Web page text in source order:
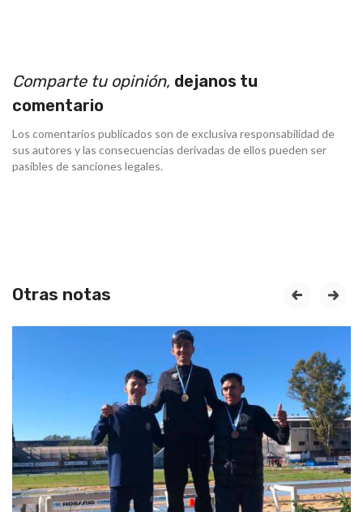
Comparte tu opinión, dejanos tu
comentario
Los comentarios publicados son de exclusiva responsabilidad de
sus autores y las consecuencias derivadas de ellos pueden ser
pasibles de sanciones legales.
Otras notas prev next